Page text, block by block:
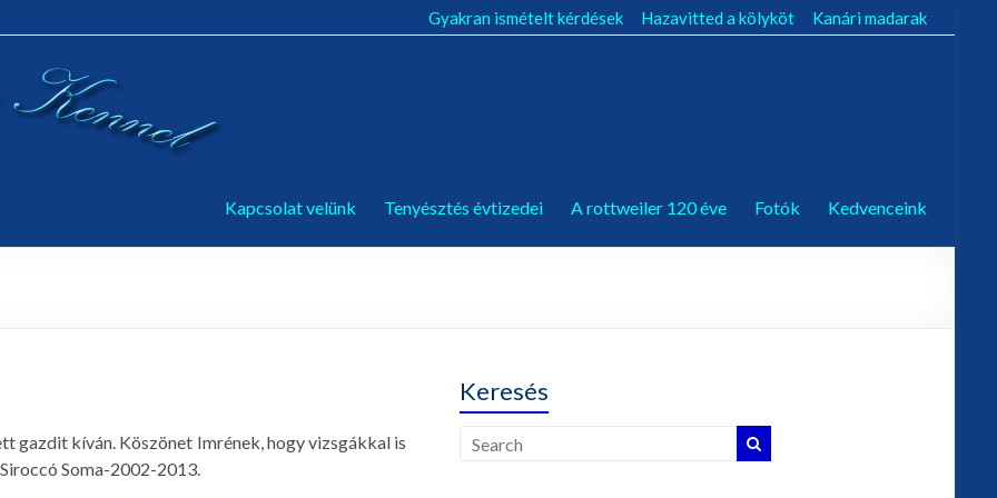
Gyakran ismételt kérdések Hazavitted a kölyköt Kanári madarak
Kapcsolat velünk Tenyésztés évtizedei A rottweiler 120 éve Fotók Kedvenceink
gazdit kíván. Köszönet Imrének, hogy vizsgákkal is
Soma-2002-2013.
Keresés